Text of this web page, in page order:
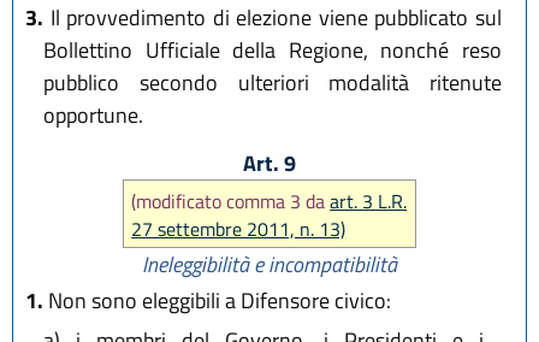
3. Il provvedimento di elezione viene pubblicato sul
Bollettino Ufficiale della Regione, nonché reso
pubblico secondo ulteriori modalità ritenute
opportune.
Art. 9
(modificato comma 3 daart. 3 L.R.
27 settembre 2011, n. 13)
Ineleggibilità e incompatibilità
1. Non sono eleggibili a Difensore civico: